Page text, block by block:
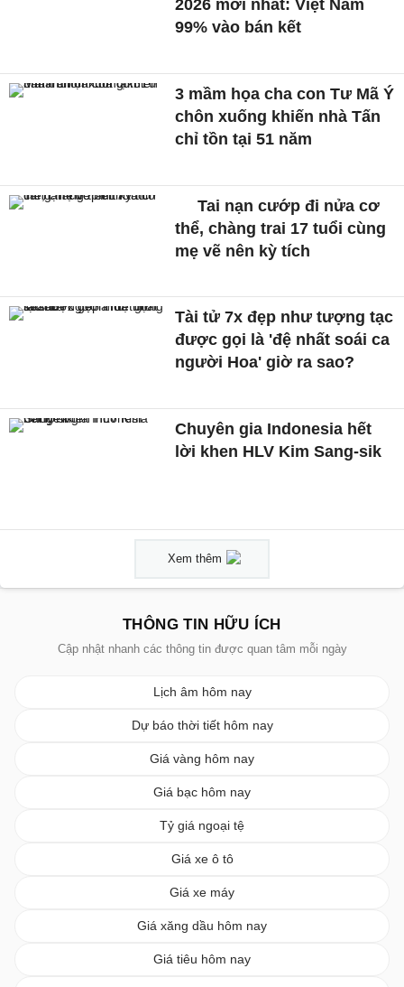
2026 mới nhất: Việt Nam
99% vào bán kết
3 mầm họa cha con Tư Mã Ý
chôn xuống khiến nhà Tấn
chỉ tồn tại 51 năm
Tai nạn cướp đi nửa cơ
thể, chàng trai 17 tuổi cùng
mẹ vẽ nên kỳ tích
Tài tử 7x đẹp như tượng tạc
được gọi là 'đệ nhất soái ca
người Hoa' giờ ra sao?
Chuyên gia Indonesia hết
lời khen HLV Kim Sang-sik
Xem thêm
THÔNG TIN HỮU ÍCH
Cập nhật nhanh các thông tin được quan tâm mỗi ngày
Lịch âm hôm nay
Dự báo thời tiết hôm nay
Giá vàng hôm nay
Giá bạc hôm nay
Tỷ giá ngoại tệ
Giá xe ô tô
Giá xe máy
Giá xăng dầu hôm nay
Giá tiêu hôm nay